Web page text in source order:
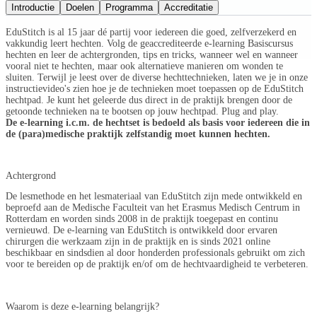
Introductie
Doelen Programma Accreditatie
EduStitch is al 15 jaar dé partij voor iedereen die goed, zelfverzekerd en
vakkundig leert hechten. Volg de geaccrediteerde e-learning Basiscursus
hechten en leer de achtergronden, tips en tricks, wanneer wel en wanneer
vooral niet te hechten, maar ook alternatieve manieren om wonden te
sluiten. Terwijl je leest over de diverse hechttechnieken, laten we je in onze
instructievideo's zien hoe je de technieken moet toepassen op de EduStitch
hechtpad. Je kunt het geleerde dus direct in de praktijk brengen door de
getoonde technieken na te bootsen op jouw hechtpad. Plug and play.
De e-learning i.c.m. de hechtset is bedoeld als basis voor iedereen die in
de (para)medische praktijk zelfstandig moet kunnen hechten.
Achtergrond
De lesmethode en het lesmateriaal van EduStitch zijn mede ontwikkeld en
beproefd aan de Medische Faculteit van het Erasmus Medisch Centrum in
Rotterdam en worden sinds 2008 in de praktijk toegepast en continu
vernieuwd. De e-learning van EduStitch is ontwikkeld door ervaren
chirurgen die werkzaam zijn in de praktijk en is sinds 2021 online
beschikbaar en sindsdien al door honderden professionals gebruikt om zich
voor te bereiden op de praktijk en/of om de hechtvaardigheid te verbeteren.
Waarom is deze e-learning belangrijk?